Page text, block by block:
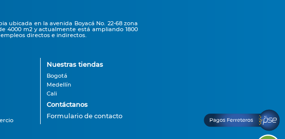
ubicada en la avenida Boyacá No. 22-68 zona
4000 m2 y actualmente está ampliando 1800
directos e indirectos.
Nuestras tiendas
Bogotá
Medellín
Cali
Contáctanos
Formulario de contacto